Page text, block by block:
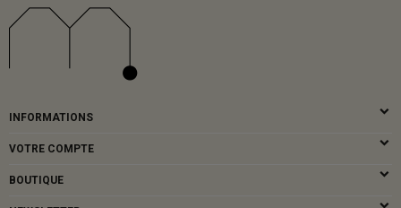
INFORMATIONS
VOTRE COMPTE
BOUTIQUE